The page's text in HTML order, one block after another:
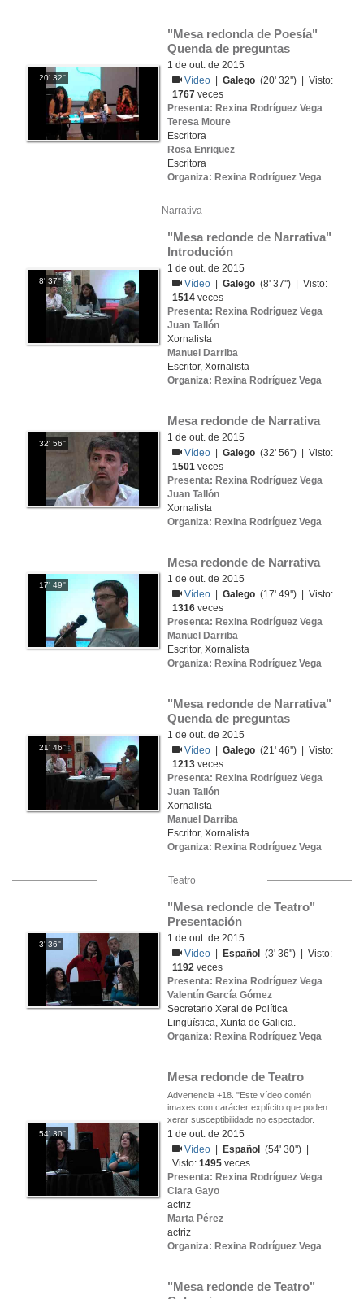
20' 32''
"Mesa redonda de Poesía"
Quenda de preguntas
1 de out. de 2015
Vídeo
|Galego (20' 32'') | Visto:
1767 veces
Presenta: Rexina Rodríguez Vega
Teresa Moure
Escritora
Rosa Enriquez
Escritora
Organiza: Rexina Rodríguez Vega
Narrativa
8' 37''
"Mesa redonde de Narrativa"
Introdución
1 de out. de 2015
Vídeo
|Galego (8' 37'') | Visto:
1514 veces
Presenta: Rexina Rodríguez Vega
Juan Tallón
Xornalista
Manuel Darriba
Escritor, Xornalista
Organiza: Rexina Rodríguez Vega
32' 56''
Mesa redonde de Narrativa
1 de out. de 2015
Vídeo
|Galego (32' 56'') | Visto:
1501 veces
Presenta: Rexina Rodríguez Vega
Juan Tallón
Xornalista
Organiza: Rexina Rodríguez Vega
17' 49''
Mesa redonde de Narrativa
1 de out. de 2015
Vídeo
|Galego (17' 49'') | Visto:
1316 veces
Presenta: Rexina Rodríguez Vega
Manuel Darriba
Escritor, Xornalista
Organiza: Rexina Rodríguez Vega
21' 46''
"Mesa redonde de Narrativa"
Quenda de preguntas
1 de out. de 2015
Vídeo
|Galego (21' 46'') | Visto:
1213 veces
Presenta: Rexina Rodríguez Vega
Juan Tallón
Xornalista
Manuel Darriba
Escritor, Xornalista
Organiza: Rexina Rodríguez Vega
Teatro
3' 36''
"Mesa redonde de Teatro"
Presentación
1 de out. de 2015
Vídeo
Español
(3' 36'') | Visto:
1192 veces
Presenta: Rexina Rodríguez Vega
Valentín García Gómez
Secretario Xeral de Política
Lingüística, Xunta de Galicia.
Organiza: Rexina Rodríguez Vega
54' 30''
Mesa redonde de Teatro
Advertencia +18. "Este vídeo contén
imaxes con carácter explícito que poden
xerar susceptibilidade no espectador.
1 de out. de 2015
Vídeo
Español
(54' 30'') |
Visto:1495 veces
Presenta: Rexina Rodríguez Vega
Clara Gayo
actriz
Marta Pérez
actriz
Organiza: Rexina Rodríguez Vega
"Mesa redonde de Teatro"